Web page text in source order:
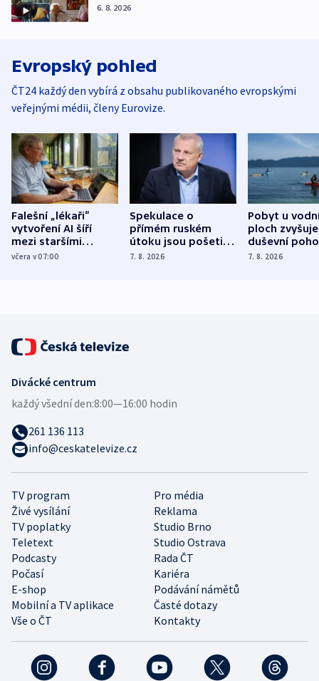
6. 8. 2026
Evropský pohled
ČT24 každý den vybírá z obsahu publikovaného evropskými
veřejnými médii, členy Eurovize.
Falešní „lékaři“
vytvoření AI šíří
mezi staršími
Poláky nebezpečné
včera v 07:00
Spekulace o
přímém ruském
útoku jsou pošetilé,
míní estonský
7. 8. 2026
Pobyt u
ploch zvyšuje
duševní
ukázala
7. 8. 2026
TV program
Pro média
Živé vysílání
Reklama
TV poplatky
Studio Brno
Teletext
Studio Ostrava
Podcasty
Rada ČT
Počasí
Kariéra
E-shop
Podávání námětů
Mobilní a TV aplikace
Časté dotazy
Vše o ČT
Kontakty
Divácké centrum
každý všední den:8:00—16:00 hodin
261 136 113
info@ceskatelevize.cz